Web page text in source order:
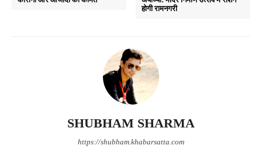
होगी रामनगरी
SHUBHAM SHARMA
https://shubham.khabarsatta.com